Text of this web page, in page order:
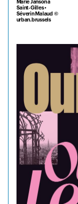
Marie Janson à
Saint-Gilles •
Séverin Malaud ©
urban.brussels